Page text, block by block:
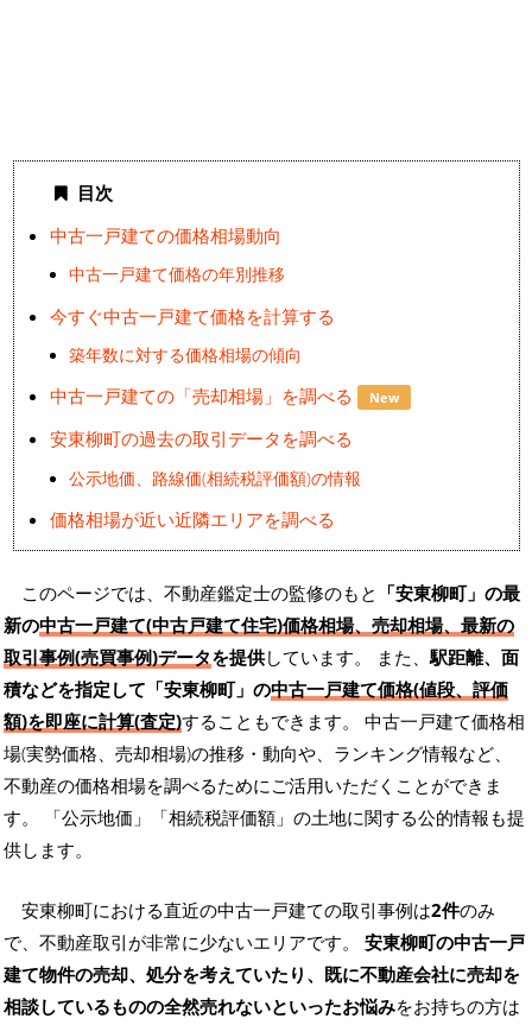
目次
中古一戸建ての価格相場動向
中古一戸建て価格の年別推移
今すぐ中古一戸建て価格を計算する
築年数に対する価格相場の傾向
中古一戸建ての「売却相場」を調べる New
安東柳町の過去の取引データを調べる
公示地価、路線価(相続税評価額)の情報
価格相場が近い近隣エリアを調べる
このページでは、不動産鑑定士の監修のもと 「安東柳町」の最
新の中古一戸建て(中古戸建て住宅)価格相場、売却相場、最新の
取引事例(売買事例)データを提供しています。 また、駅距離、面
積などを指定して「安東柳町」の中古一戸建て価格(値段、評価
額)を即座に計算(査定)することもできます。 中古一戸建て価格相
場(実勢価格、売却相場)の推移・動向や、ランキング情報など、
不動産の価格相場を調べるためにご活用いただくことができま
す。
「公示地価」「相続税評価額」の土地に関する公的情報も提
供します。
安東柳町における直近の中古一戸建ての取引事例は2件のみ
で、不動産取引が非常に少ないエリアです。 安東柳町の中古一戸
建て物件の売却、処分を考えていたり、既に不動産会社に売却を
相談しているものの全然売れないといったお悩みをお持ちの方は